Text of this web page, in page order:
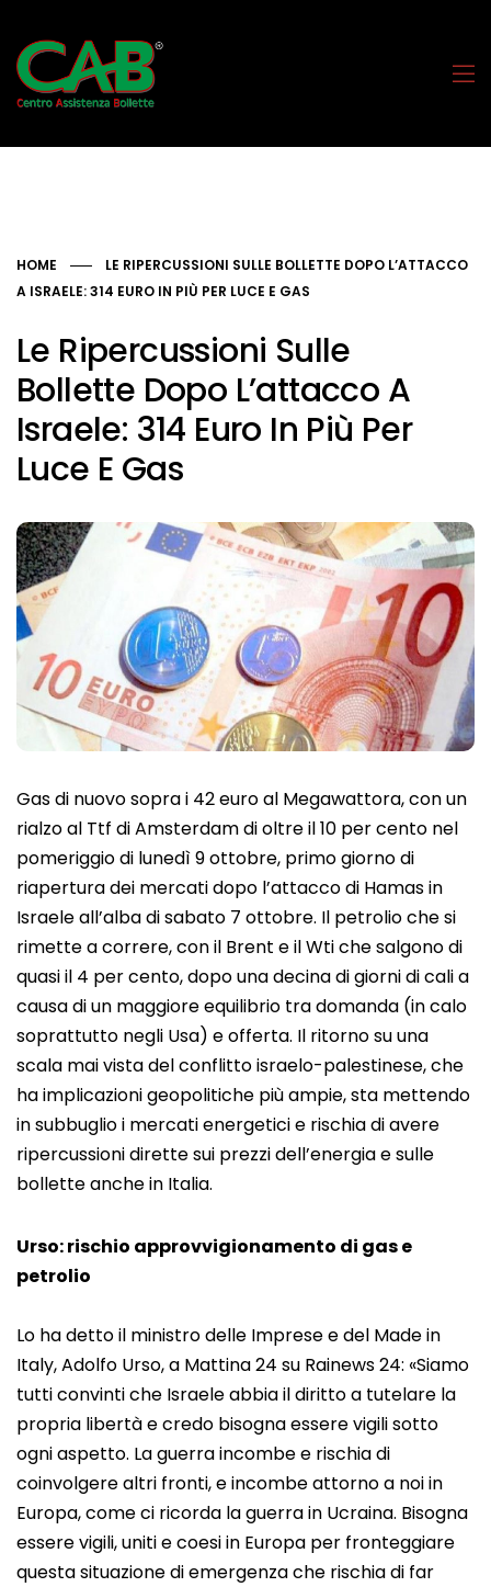
HOME
LE RIPERCUSSIONI SULLE BOLLETTE DOPO L’ATTACCO
A ISRAELE: 314 EURO IN PIÙ PER LUCE E GAS
Le Ripercussioni Sulle
Bollette Dopo L’attacco A
Israele: 314 Euro In Più Per
Luce E Gas
Gas di nuovo sopra i 42 euro al Megawattora, con un
rialzo al Ttf di Amsterdam di oltre il 10 per cento nel
pomeriggio di lunedì 9 ottobre, primo giorno di
riapertura dei mercati dopo l’attacco di Hamas in
Israele all’alba di sabato 7 ottobre. Il petrolio che si
rimette a correre, con il Brent e il Wti che salgono di
quasi il 4 per cento, dopo una decina di giorni di cali a
causa di un maggiore equilibrio tra domanda (in calo
soprattutto negli Usa) e offerta. Il ritorno su una
scala mai vista del conflitto israelo-palestinese, che
ha implicazioni geopolitiche più ampie, sta mettendo
in subbuglio i mercati energetici e rischia di avere
ripercussioni dirette sui prezzi dell’energia e sulle
bollette anche in Italia.
Urso: rischio approvvigionamento di gas e
petrolio
Lo ha detto il ministro delle Imprese e del Made in
Italy, Adolfo Urso, a Mattina 24 su Rainews 24: «Siamo
tutti convinti che Israele abbia il diritto a tutelare la
propria libertà e credo bisogna essere vigili sotto
ogni aspetto. La guerra incombe e rischia di
coinvolgere altri fronti, e incombe attorno a noi in
Europa, come ci ricorda la guerra in Ucraina. Bisogna
essere vigili, uniti e coesi in Europa per fronteggiare
questa situazione di emergenza che rischia di far